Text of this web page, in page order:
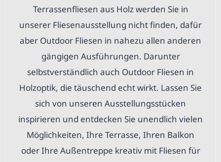
Terrassenfliesen aus Holz werden Sie in
unserer Fliesenausstellung nicht finden, dafür
aber Outdoor Fliesen in nahezu allen anderen
gängigen Ausführungen. Darunter
selbstverständlich auch Outdoor Fliesen in
Holzoptik, die täuschend echt wirkt. Lassen Sie
sich von unseren Ausstellungsstücken
inspirieren und entdecken Sie unendlich vielen
Möglichkeiten, Ihre Terrasse, Ihren Balkon
oder Ihre Außentreppe kreativ mit Fliesen für